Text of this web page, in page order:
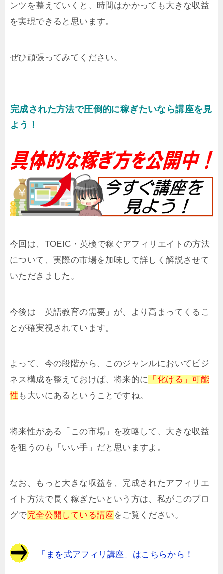
ンツを整えていくと、時間はかかっても大きな収益
を実現できると思います。
ぜひ頑張ってみてください。
完成された方法で圧倒的に稼ぎたいなら講座を見
よう！
今回は、TOEIC・英検で稼ぐアフィリエイトの方法
について、実際の市場を加味して詳しく解説させて
いただきました。
今後は「英語教育の需要」が、より高まってくるこ
とが確実視されています。
よって、今の段階から、このジャンルにおいてビジ
ネス構成を整えておけば、将来的に
「化ける」可能
性 も大いにあるということですね。
将来性がある「この市場」を攻略して、大きな収益
を狙うのも「いい手」だと思いますよ。
なお、もっと大きな収益を、完成されたアフィリエ
イト方法で長く稼ぎたいという方は、私がこのブロ
グで完全公開している講座 をご覧ください。
「まを式アフィリ講座」はこちらから！